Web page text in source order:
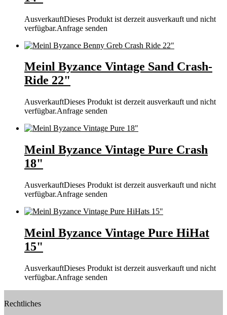
AusverkauftDieses Produkt ist derzeit ausverkauft und nicht
verfügbar.Anfrage senden
Meinl Byzance Vintage Sand Crash-
Ride 22"
AusverkauftDieses Produkt ist derzeit ausverkauft und nicht
verfügbar.Anfrage senden
Meinl Byzance Vintage Pure Crash
18"
AusverkauftDieses Produkt ist derzeit ausverkauft und nicht
verfügbar.Anfrage senden
Meinl Byzance Vintage Pure HiHat
15"
AusverkauftDieses Produkt ist derzeit ausverkauft und nicht
verfügbar.Anfrage senden
Rechtliches